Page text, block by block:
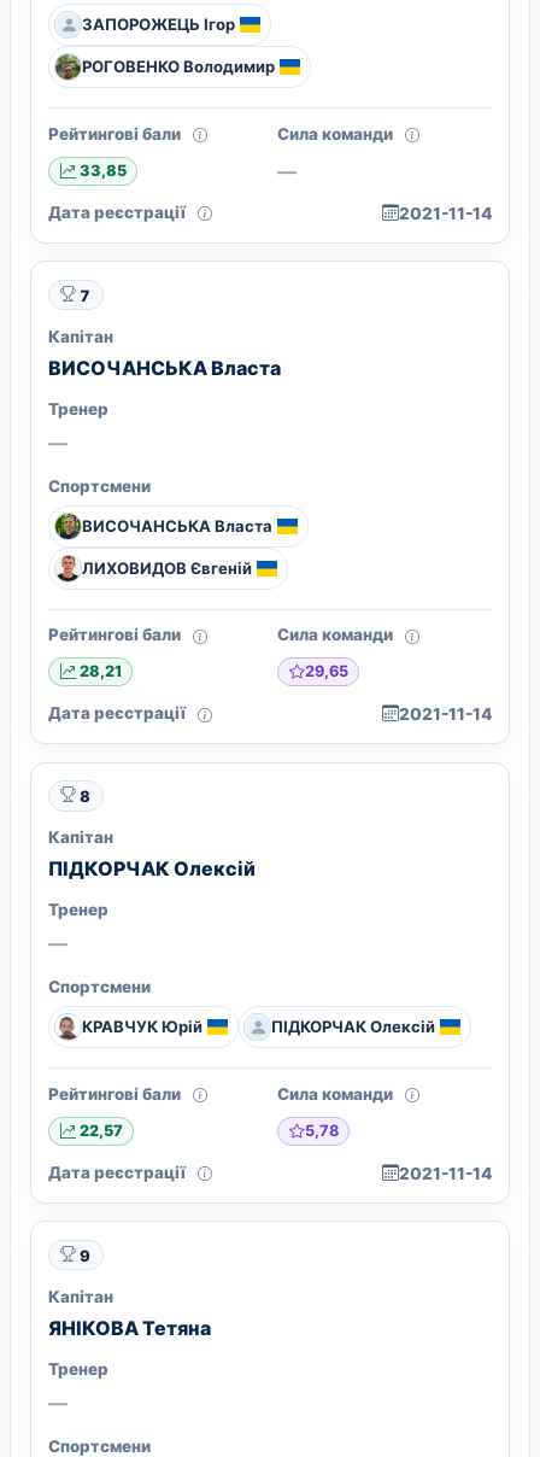
ЗАПОРОЖЕЦЬ Ігор
РОГОВЕНКО Володимир
Рейтингові бали
33,85
Сила команди
—
Дата реєстрації 2021-11-14
7
Капітан
ВИСОЧАНСЬКА Власта
Тренер
—
Спортсмени
ВИСОЧАНСЬКА Власта
ЛИХОВИДОВ Євгеній
Рейтингові бали
28,21
Сила команди
29,65
Дата реєстрації 2021-11-14
8
Капітан
ПІДКОРЧАК Олексій
Тренер
—
Спортсмени
КРАВЧУК Юрій ПІДКОРЧАК Олексій
Рейтингові бали
22,57
Сила команди
5,78
Дата реєстрації 2021-11-14
9
Капітан
ЯНІКОВА Тетяна
Тренер
—
Спортсмени